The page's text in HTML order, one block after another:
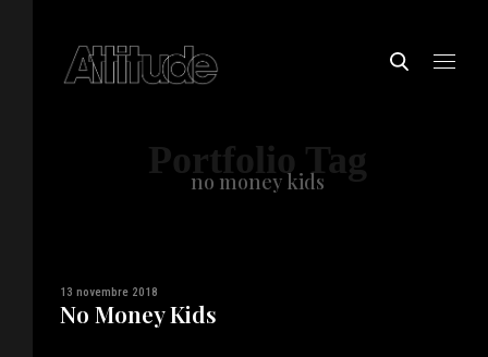
Portfolio Tag
no money kids
13 novembre 2018
No Money Kids